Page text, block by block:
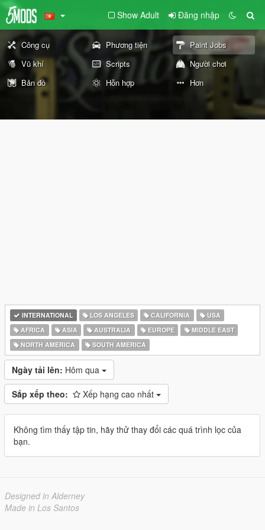
Show Adult Đăng nhập
Công cụ Phương tiện
Paint Jobs
Vũ khí
Scripts
Người chơi
Bản đồ
Hỗn hợp Hơn
INTERNATIONAL LOS ANGELES CALIFORNIA
USA
AFRICA
ASIA AUSTRALIA EUROPE
MIDDLE EAST
NORTH AMERICA
SOUTH AMERICA
Ngày tải lên: Hôm qua
Sắp xếp theo: Xếp hạng cao nhất
Không tìm thấy tập tin, hãy thử thay đổi các quá trình lọc của
bạn.
Designed in Alderney
Made in Los Santos